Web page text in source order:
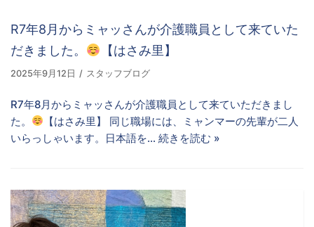
R7年8月からミャッさんが介護職員として来ていた
だきました。
【はさみ里】
2025年9月12日 スタッフブログ
R7年8月からミャッさんが介護職員として来ていただきまし
た。
【はさみ里】 同じ職場には、ミャンマーの先輩が二人
いらっしゃいます。日本語を… 続きを読む »